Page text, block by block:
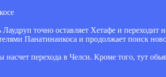
точно оставляет Хетафе и
Панатинаикоса и продолжает поиск
насчет перехода в Челси. Кроме того, тут